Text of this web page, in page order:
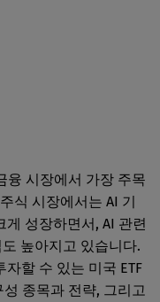
융 시장에서 가장 주목
식 시장에서는 AI 기
성장하면서, AI 관련
높아지고 있습니다.
할 수 있는 미국 ETF
종목과 전략, 그리고